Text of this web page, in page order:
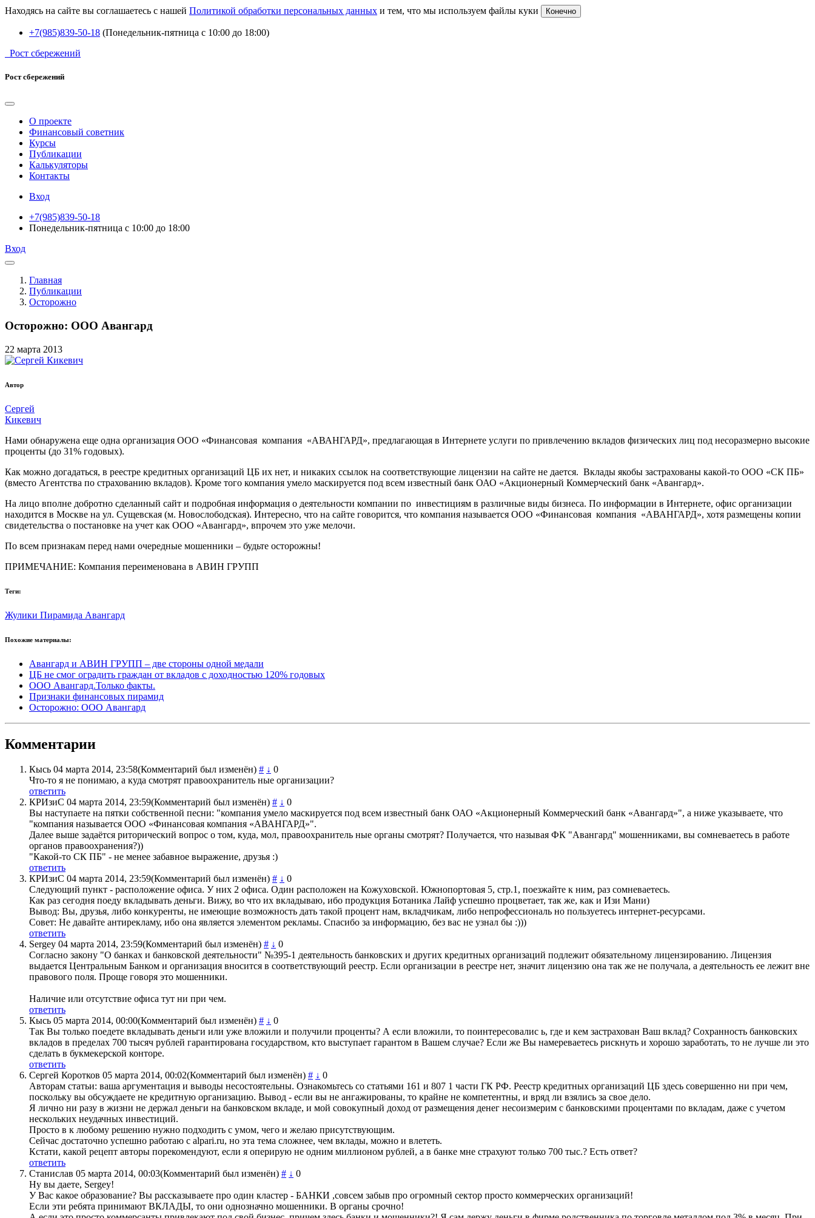
Находясь на сайте вы соглашаетесь с нашей Политикой обработки персональных данных и тем, что мы используем файлы куки Конечно
+7(985)839-50-18 (Понедельник-пятница с 10:00 до 18:00)
Рост сбережений
Рост сбережений
О проекте
Финансовый советник
Курсы
Публикации
Калькуляторы
Контакты
Вход
+7(985)839-50-18
Понедельник-пятница с 10:00 до 18:00
Вход
Главная
Публикации
Осторожно
Осторожно: ООО Авангард
22 марта 2013
Автор
Сергей
Кикевич
Нами обнаружена еще одна организация ООО «Финансовая компания «АВАНГАРД», предлагающая в Интернете услуги по привлечению вкладов физических лиц под несоразмерно высокие
проценты (до 31% годовых).
Как можно догадаться, в реестре кредитных организаций ЦБ их нет, и никаких ссылок на соответствующие лицензии на сайте не дается. Вклады якобы застрахованы какой-то ООО «СК ПБ»
(вместо Агентства по страхованию вкладов). Кроме того компания умело маскируется под всем известный банк ОАО «Акционерный Коммерческий банк «Авангард».
На лицо вполне добротно сделанный сайт и подробная информация о деятельности компании по инвестициям в различные виды бизнеса. По информации в Интернете, офис организации
находится в Москве на ул. Сущевская (м. Новослободская). Интересно, что на сайте говорится, что компания называется ООО «Финансовая компания «АВАНГАРД», хотя размещены копии
свидетельства о постановке на учет как ООО «Авангард», впрочем это уже мелочи.
По всем признакам перед нами очередные мошенники – будьте осторожны!
ПРИМЕЧАНИЕ: Компания переименована в АВИН ГРУПП
Теги:
Жулики Пирамида Авангард
Похожие материалы:
Авангард и АВИН ГРУПП – две стороны одной медали
ЦБ не смог оградить граждан от вкладов с доходностью 120% годовых
ООО Авангард.Только факты.
Признаки финансовых пирамид
Осторожно: ООО Авангард
Комментарии
Кысь 04 марта 2014, 23:58(Комментарий был изменён) # ↓ 0
Что-то я не понимаю, а куда смотрят правоохранитель ные организации?
ответить
КРИзиС 04 марта 2014, 23:59(Комментарий был изменён) # ↓ 0
Вы наступаете на пятки собственной песни: "компания умело маскируется под всем известный банк ОАО «Акционерный Коммерческий банк «Авангард»", а ниже указываете, что
"компания называется ООО «Финансовая компания «АВАНГАРД»".
Далее выше задаётся риторический вопрос о том, куда, мол, правоохранитель ные органы смотрят? Получается, что называя ФК "Авангард" мошенниками, вы сомневаетесь в работе
органов правоохранения?))
"Какой-то СК ПБ" - не менее забавное выражение, друзья :)
ответить
КРИзиС 04 марта 2014, 23:59(Комментарий был изменён) # ↓ 0
Следующий пункт - расположение офиса. У них 2 офиса. Один расположен на Кожуховской. Южнопортовая 5, стр.1, поезжайте к ним, раз сомневаетесь.
Как раз сегодня поеду вкладывать деньги. Вижу, во что их вкладываю, ибо продукция Ботаника Лайф успешно процветает, так же, как и Изи Мани)
Вывод: Вы, друзья, либо конкуренты, не имеющие возможность дать такой процент нам, вкладчикам, либо непрофессиональ но пользуетесь интернет-ресурсами.
Совет: Не давайте антирекламу, ибо она является элементом рекламы. Спасибо за информацию, без вас не узнал бы :)))
ответить
Sergey 04 марта 2014, 23:59(Комментарий был изменён) # ↓ 0
Согласно закону "О банках и банковской деятельности" №395-1 деятельность банковских и других кредитных организаций подлежит обязательному лицензированию. Лицензия
выдается Центральным Банком и организация вносится в соответствующий реестр. Если организации в реестре нет, значит лицензию она так же не получала, а деятельность ее лежит вне
правового поля. Проще говоря это мошенники.
Наличие или отсутствие офиса тут ни при чем.
ответить
Кысь 05 марта 2014, 00:00(Комментарий был изменён) # ↓ 0
Так Вы только поедете вкладывать деньги или уже вложили и получили проценты? А если вложили, то поинтересовалис ь, где и кем застрахован Ваш вклад? Сохранность банковских
вкладов в пределах 700 тысяч рублей гарантирована государством, кто выступает гарантом в Вашем случае? Если же Вы намереваетесь рискнуть и хорошо заработать, то не лучше ли это
сделать в букмекерской конторе.
ответить
Сергей Коротков 05 марта 2014, 00:02(Комментарий был изменён) # ↓ 0
Авторам статьи: ваша аргументация и выводы несостоятельны. Ознакомьтесь со статьями 161 и 807 1 части ГК РФ. Реестр кредитных организаций ЦБ здесь совершенно ни при чем,
поскольку вы обсуждаете не кредитную организацию. Вывод - если вы не ангажированы, то крайне не компетентны, и вряд ли взялись за свое дело.
Я лично ни разу в жизни не держал деньги на банковском вкладе, и мой совокупный доход от размещения денег несоизмерим с банковскими процентами по вкладам, даже с учетом
нескольких неудачных инвестиций.
Просто в к любому решению нужно подходить с умом, чего и желаю присутствующим.
Сейчас достаточно успешно работаю с alpari.ru, но эта тема сложнее, чем вклады, можно и влететь.
Кстати, какой рецепт авторы порекомендуют, если я оперирую не одним миллионом рублей, а в банке мне страхуют только 700 тыс.? Есть ответ?
ответить
Станислав 05 марта 2014, 00:03(Комментарий был изменён) # ↓ 0
Ну вы даете, Sergey!
У Вас какое образование? Вы рассказываете про один кластер - БАНКИ ,совсем забыв про огромный сектор просто коммерческих организаций!
Если эти ребята принимают ВКЛАДЫ, то они однозначно мошенники. В органы срочно!